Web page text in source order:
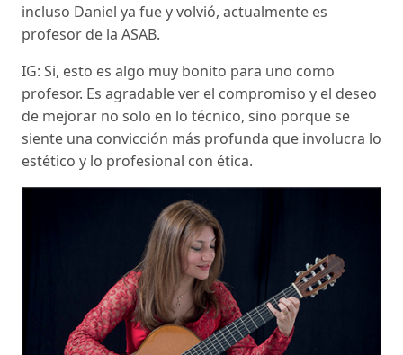
incluso Daniel ya fue y volvió, actualmente es
profesor de la ASAB.
IG: Si, esto es algo muy bonito para uno como
profesor. Es agradable ver el compromiso y el deseo
de mejorar no solo en lo técnico, sino porque se
siente una convicción más profunda que involucra lo
estético y lo profesional con ética.